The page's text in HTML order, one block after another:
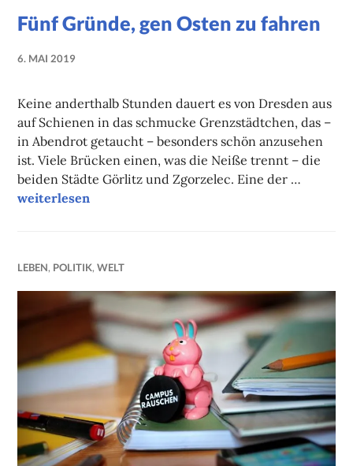
Fünf Gründe, gen Osten zu fahren
6. MAI 2019
Keine anderthalb Stunden dauert es von Dresden aus
auf Schienen in das schmucke Grenzstädtchen, das –
in Abendrot getaucht – besonders schön anzusehen
ist. Viele Brücken einen, was die Neiße trennt – die
beiden Städte Görlitz und Zgorzelec. Eine der …
Fünf Gründe, gen Osten zu fahren
weiterlesen
LEBEN, POLITIK,WELT